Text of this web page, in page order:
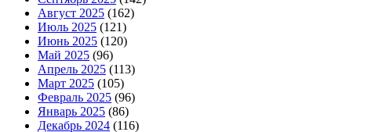
Август 2025 (162)
Июль 2025 (121)
Июнь 2025 (120)
Май 2025 (96)
Апрель 2025 (113)
Март 2025 (105)
Февраль 2025 (96)
Январь 2025 (86)
Декабрь 2024 (116)